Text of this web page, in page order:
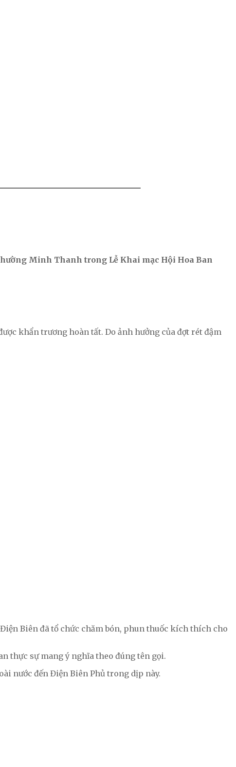
Minh Thanh trong Lễ Khai mạc Hội Hoa Ban
khẩn trương hoàn tất. Do ảnh hưởng của đợt rét đậm
Biên đã tổ chức chăm bón, phun thuốc kích thích cho
thực sự mang ý nghĩa theo đúng tên gọi.
nước đến Điện Biên Phủ trong dịp này.